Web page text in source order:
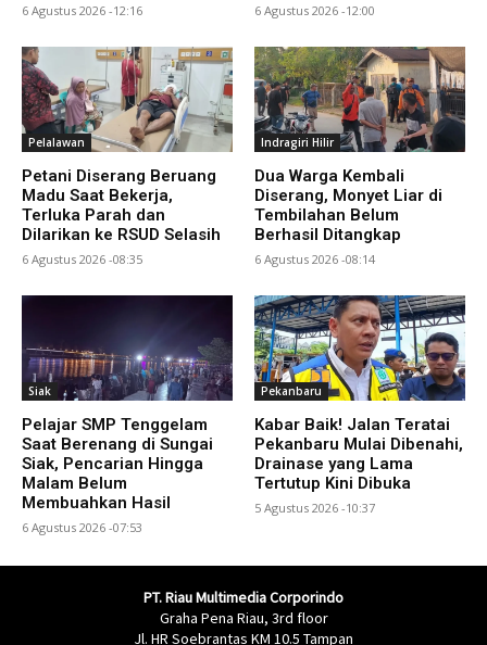
6 Agustus 2026 -12:16 6 Agustus 2026 -12:00
Pelalawan
Petani Diserang Beruang
Madu Saat Bekerja,
Terluka Parah dan
Dilarikan ke RSUD Selasih
6 Agustus 2026 -08:35
Indragiri Hilir
Dua Warga Kembali
Diserang, Monyet Liar di
Tembilahan Belum
Berhasil Ditangkap
6 Agustus 2026 -08:14
Siak
Pelajar SMP Tenggelam
Saat Berenang di Sungai
Siak, Pencarian Hingga
Malam Belum
Membuahkan Hasil
6 Agustus 2026 -07:53
Pekanbaru
Kabar Baik! Jalan Teratai
Pekanbaru Mulai Dibenahi,
Drainase yang Lama
Tertutup Kini Dibuka
5 Agustus 2026 -10:37
PT. Riau Multimedia Corporindo
Graha Pena Riau, 3rd floor
Jl. HR Soebrantas KM 10.5 Tampan